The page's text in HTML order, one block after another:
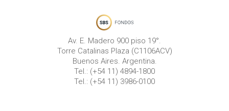
Av. E. Madero 900 piso 19°.
Torre Catalinas Plaza (C1106ACV)
Buenos Aires. Argentina.
Tel.: (+54 11) 4894-1800
Tel.: (+54 11) 3986-0100